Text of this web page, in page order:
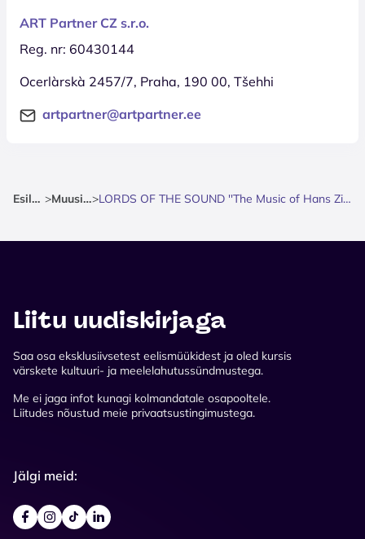
ART Partner CZ s.r.o.
Reg. nr: 60430144
Ocerlàrskà 2457/7, Praha, 190 00, Tšehhi
artpartner@artpartner.ee
Esileht > Muusika> LORDS OF THE SOUND ''The Music of Hans Zimmer''
Liitu uudiskirjaga
Saa osa eksklusiivsetest eelismüükidest ja oled kursis
värskete kultuuri- ja meelelahutussündmustega.
Me ei jaga infot kunagi kolmandatale osapooltele.
Liitudes nõustud meie privaatsustingimustega.
Jälgi meid: